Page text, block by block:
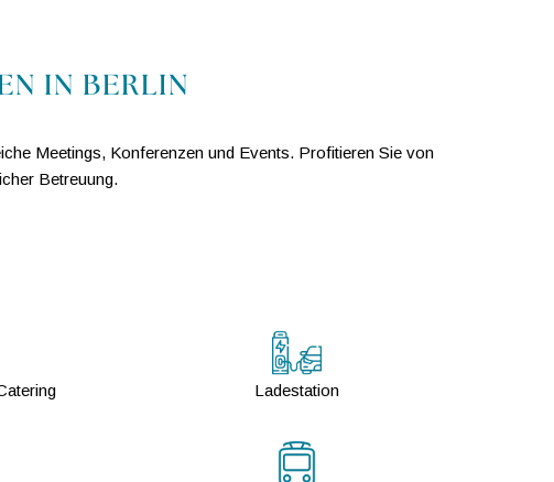
IN BERLIN
Meetings, Konferenzen und Events. Profitieren Sie von
Betreuung.
Ladestation